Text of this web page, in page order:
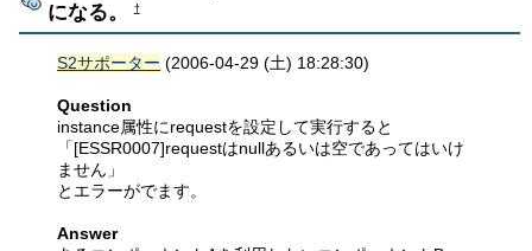
になる。
†
S2サポーター (2006-04-29 (土) 18:28:30)
Question
instance属性にrequestを設定して実行すると
「[ESSR0007]requestはnullあるいは空であってはいけ
ません」
とエラーがでます。
Answer